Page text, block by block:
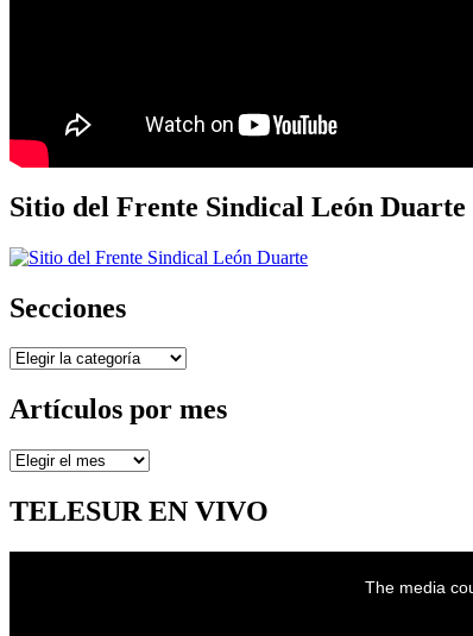
Sitio del Frente Sindical León Duarte
Secciones
Secciones
Artículos por mes
Artículos
mes
TELESUR EN VIVO